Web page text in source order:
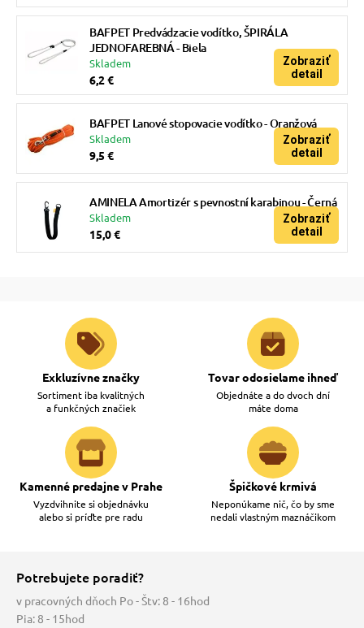
BAFPET Predvádzacie vodítko, ŠPIRÁLA
JEDNOFAREBNÁ - Biela
Skladem
6,2 €
Zobraziť
detail
BAFPET Lanové stopovacie vodítko - Oranžová
Skladem
9,5 €
Zobraziť
detail
AMINELA Amortizér s pevnostní karabinou - Černá
Skladem
15,0 €
Zobraziť
detail
Exkluzívne značky
Sortiment iba kvalitných
a funkčných značiek
Tovar odosielame ihneď
Objednáte a do dvoch dní
máte doma
Kamenné predajne v Prahe
Vyzdvihnite si objednávku
alebo si príďte pre radu
Špičkové krmivá
Neponúkame nič, čo by sme
nedali vlastným maznáčikom
Potrebujete poradiť?
v pracovných dňoch Po - Štv: 8 - 16hod
Pia: 8 - 15hod